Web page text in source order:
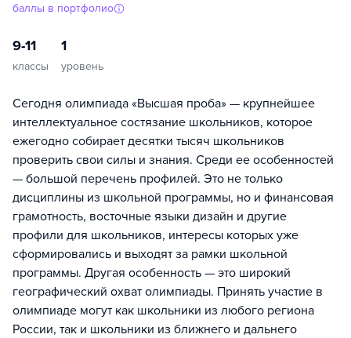
баллы в портфолио
9-11
классы
1
уровень
Сегодня олимпиада «Высшая проба» — крупнейшее
интеллектуальное состязание школьников, которое
ежегодно собирает десятки тысяч школьников
проверить свои силы и знания. Среди ее особенностей
— большой перечень профилей. Это не только
дисциплины из школьной программы, но и финансовая
грамотность, восточные языки дизайн и другие
профили для школьников, интересы которых уже
сформировались и выходят за рамки школьной
программы. Другая особенность — это широкий
географический охват олимпиады. Принять участие в
олимпиаде могут как школьники из любого региона
России, так и школьники из ближнего и дальнего